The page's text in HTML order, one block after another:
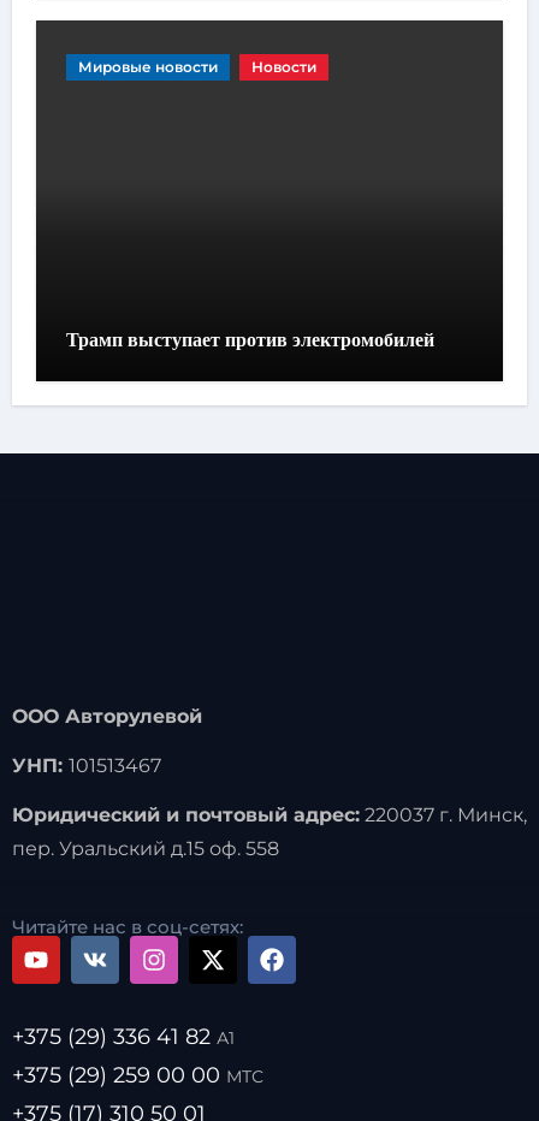
Мировые новости Новости
Трамп выступает против электромобилей
ООО Авторулевой
УНП: 101513467
Юридический и почтовый адрес:220037 г. Минск,
пер. Уральский д.15 оф. 558
Читайте нас в соц-сетях:
+375 (29) 336 41 82 А1
+375 (29) 259 00 00 МТС
+375 (17) 310 50 01